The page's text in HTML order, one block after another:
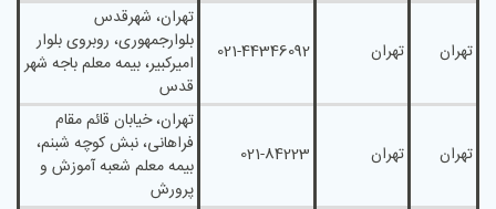
تهران تهران 021-44346092
تهران، شهرقدس
بلوارجمهوری، روبروی بلوار
امیرکبیر، بیمه معلم باجه شهر
قدس
تهران تهران 021-84223
تهران، خیابان قائم مقام
فراهانی، نبش کوچه شبنم،
بیمه معلم شعبه آموزش و
پرورش